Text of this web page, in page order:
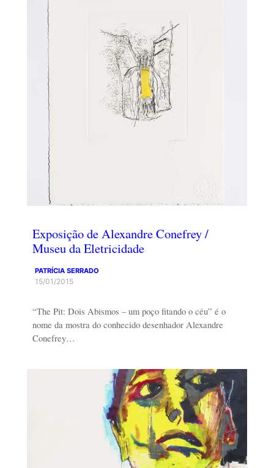
Exposição de Alexandre Conefrey /
Museu da Eletricidade
PATRÍCIA SERRADO
15/01/2015
“The Pit: Dois Abismos – um poço fitando o céu” é o
nome da mostra do conhecido desenhador Alexandre
Conefrey…